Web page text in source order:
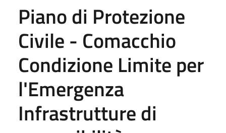
Piano di Protezione
Civile - Comacchio
Condizione Limite per
l'Emergenza
Infrastrutture di